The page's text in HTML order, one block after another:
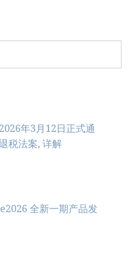
年3月12日正式通
税法案, 详解
全新一期产品发